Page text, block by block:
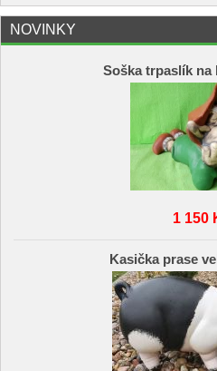
NOVINKY
Soška trpaslík na
1 150
Kasička prase